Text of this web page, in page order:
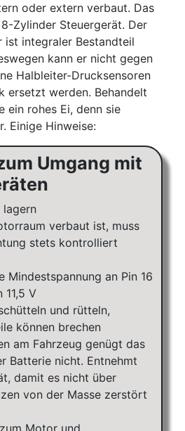
oder extern verbaut. Das
Zylinder Steuergerät. Der
ist integraler Bestandteil
kann er nicht gegen
Halbleiter-Drucksensoren
ersetzt werden. Behandelt
ein rohes Ei, denn sie
Einige Hinweise:
Umgang mit
lagern
verbaut ist, muss
stets kontrolliert
Mindestspannung an Pin 16
11,5 V
und rütteln,
können brechen
am Fahrzeug genügt das
Batterie nicht. Entnehmt
damit es nicht über
von der Masse zerstört
Motor und